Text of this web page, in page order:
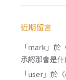
近期留言
「mark 」於
承認那會是什
「user」於〈